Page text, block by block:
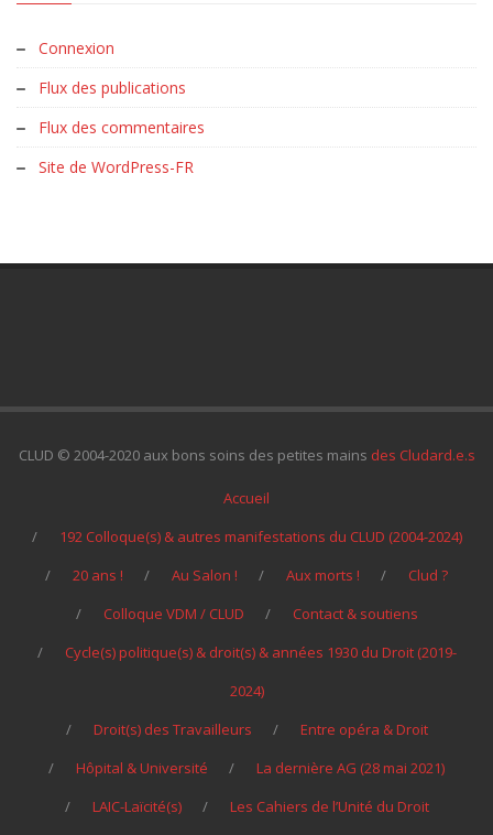
Connexion
Flux des publications
Flux des commentaires
Site de WordPress-FR
CLUD © 2004-2020 aux bons soins des petites mains des Cludard.e.s
Accueil
192 Colloque(s) & autres manifestations du CLUD (2004-2024)
20 ans !
Au Salon ! Aux morts !
Clud ?
Colloque VDM / CLUD
Contact & soutiens
Cycle(s) politique(s) & droit(s) & années 1930 du Droit (2019-
2024)
Droit(s) des Travailleurs
Entre opéra & Droit
Hôpital & Université
La dernière AG (28 mai 2021)
LAIC-Laïcité(s)
Les Cahiers de l’Unité du Droit